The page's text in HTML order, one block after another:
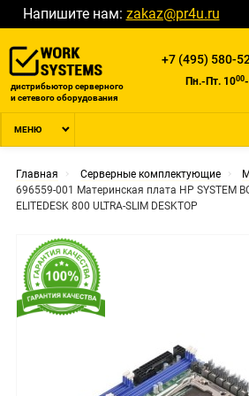
Напишите нам: zakaz@pr4u.ru
дистрибьютор серверного
и сетевого оборудования
+7 (495) 580-
Пн.-Пт. 1000
МЕНЮ
Главная Серверные комплектующие
696559-001 Материнская плата HP SYSTEM
ELITEDESK 800 ULTRA-SLIM DESKTOP